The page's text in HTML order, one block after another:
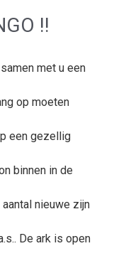
!!
met u een
op moeten
een gezellig
binnen in de
nieuwe zijn
De ark is open